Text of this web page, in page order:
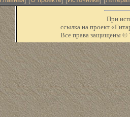
При
ссылка на проект
Все права защищены ©